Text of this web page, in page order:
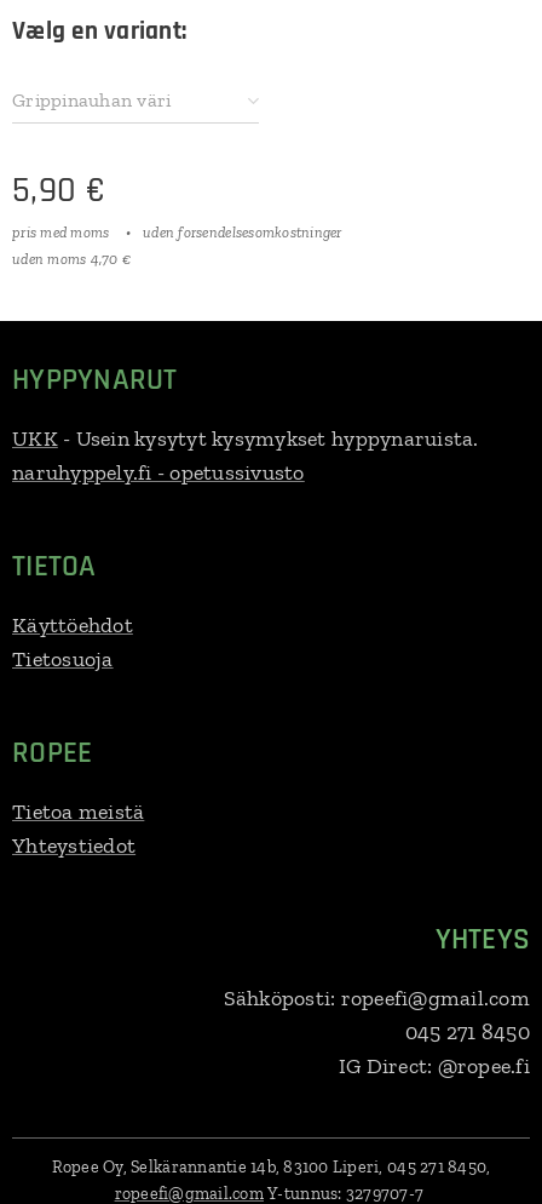
Vælg en variant:
Grippinauhan väri
5,90 €
pris med moms
uden forsendelsesomkostninger
uden moms 4,70 €
HYPPYNARUT
UKK- Usein kysytyt kysymykset hyppynaruista.
naruhyppely.fi - opetussivusto
TIETOA
Käyttöehdot
Tietosuoja
ROPEE
Tietoa meistä
Yhteystiedot
YHTEYS
Sähköposti: ropeefi@gmail.com
045 271 8450
IG Direct: @ropee.fi
Ropee Oy, Selkärannantie 14b, 83100 Liperi, 045 271 8450,
ropeefi@gmail.comY-tunnus: 3279707-7